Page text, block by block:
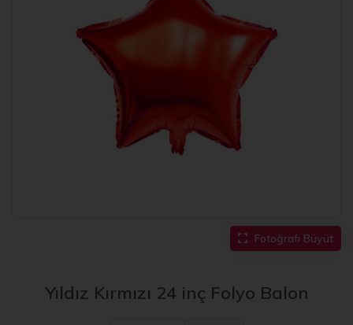
Fotoğrafı Büyüt
Yıldız Kırmızı 24 inç Folyo Balon